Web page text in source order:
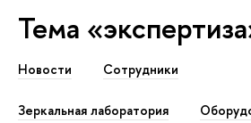
Тема
Новости Сотрудники
Зеркальная лаборатория